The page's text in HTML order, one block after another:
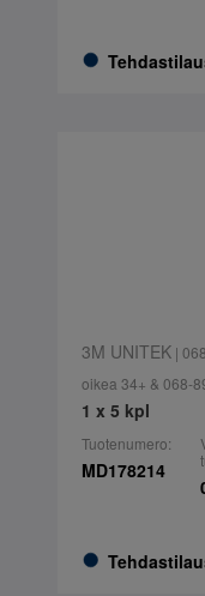
3M UNITEK|
oikea 34+ & 068-
1 x 5 kpl
Tuotenumero:
MD178214